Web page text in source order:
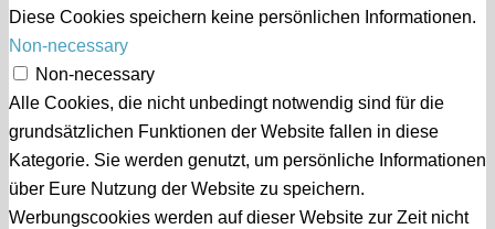
Diese Cookies speichern keine persönlichen Informationen.
Non-necessary
Non-necessary
Alle Cookies, die nicht unbedingt notwendig sind für die
grundsätzlichen Funktionen der Website fallen in diese
Kategorie. Sie werden genutzt, um persönliche Informationen
über Eure Nutzung der Website zu speichern.
Werbungscookies werden auf dieser Website zur Zeit nicht